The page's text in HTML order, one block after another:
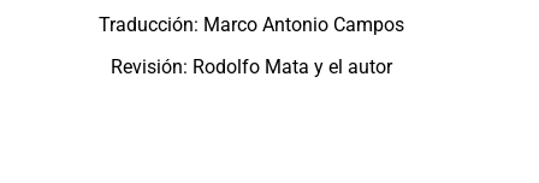
Traducción: Marco Antonio Campos
Revisión: Rodolfo Mata y el autor